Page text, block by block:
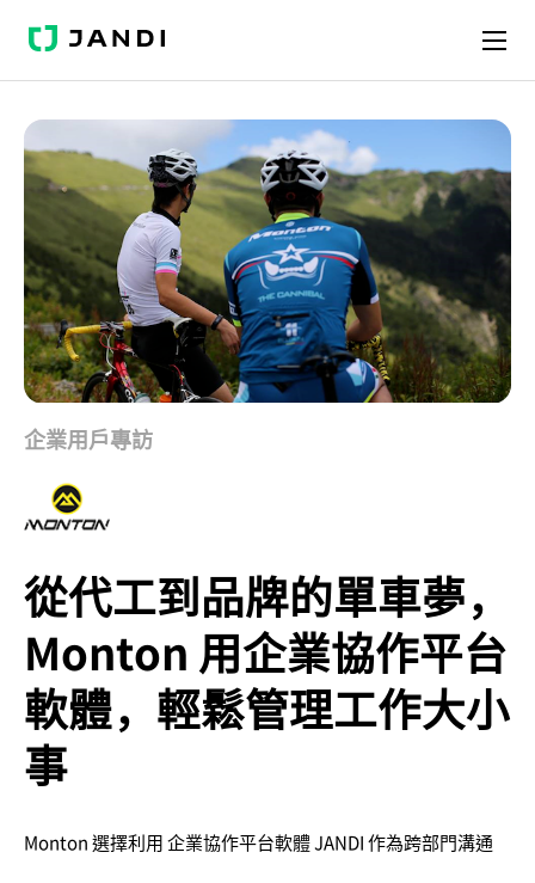
J
N
I
企業用戶專訪
從代工到品牌的單車夢，
Monton 用企業協作平台
軟體，輕鬆管理工作大小
事
Monton 選擇利用 企業協作平台軟體 JANDI 作為跨部門溝通